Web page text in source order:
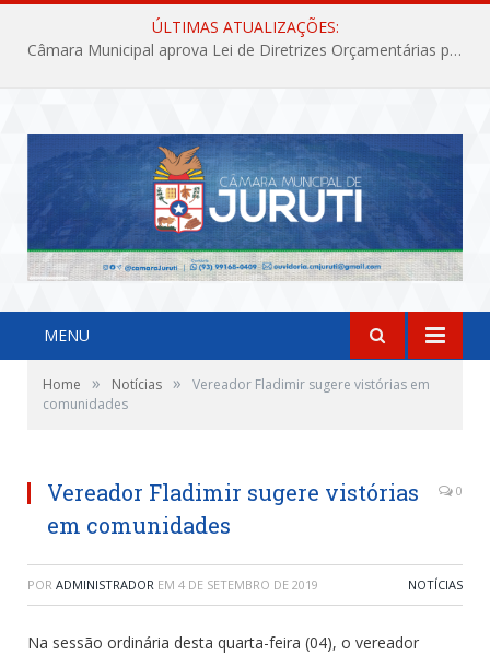
ÚLTIMAS ATUALIZAÇÕES:
Câmara Municipal aprova Lei de Diretrizes Orçamentárias para o exercício financeiro de 2027
MENU
Home » Notícias »
Vereador Fladimir sugere vistórias em
comunidades
Vereador Fladimir sugere vistórias
em comunidades
0
POR ADMINISTRADOR EM 4 DE SETEMBRO DE 2019 NOTÍCIAS
Na sessão ordinária desta quarta-feira (04), o vereador